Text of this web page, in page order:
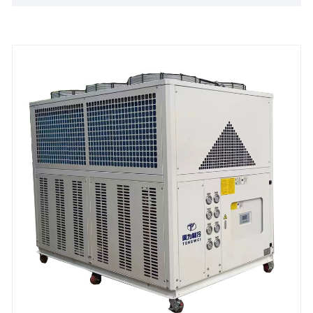
Brauereien für Apfelweinmühlen. Unser Glykol-
Wasserkühler Für die Brauereiindustrie muss ein
Kühlturm zur Wärmeableitung installiert werden. Für
alle gilt eine 12-monatige Garantie. Für alle
Probleme, die durch Defekte am Kühler selbst
verursacht werden, wird ein Service angeboten, bis
das Problem innerhalb der Garantiezeit auftritt. Wir
freuen uns darauf, Ihr langfristiges Glykol-
Wasserkühlsystem bereitzustellen China
Kühlkapazität: 2 Tonnen bis 200 Tonnen
Kaltwassertemperatur: -30℃ bis 5℃
Kältemittel: Umweltfreundliches R404a
Stromversorgung: 380 V/50 Hz/3 PH (Standard) /